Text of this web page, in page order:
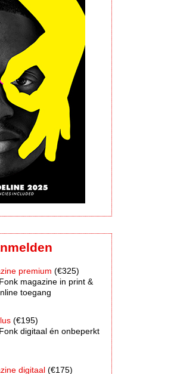
premium (€325)
magazine in print &
toegang
(€195)
digitaal én onbeperkt
digitaal (€175)